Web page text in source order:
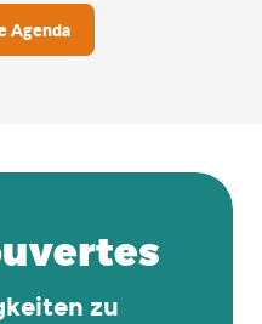
Agenda
zu